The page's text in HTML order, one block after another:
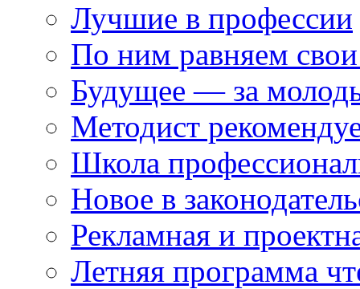
Лучшие в профессии
По ним равняем
Будущее — за
Методист
Школа
Новое в
Рекламная и
Летняя программа